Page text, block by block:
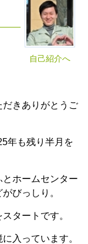
自己紹介へ
きありがとうご
年も残り半月を
ホームセンター
びっしり。
タートです。
入っています。